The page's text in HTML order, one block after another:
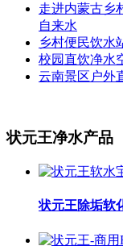
走进内蒙古乡
自来水
乡村便民饮水
校园直饮净水
云南景区户外
状元王净水产品
状元王除垢软